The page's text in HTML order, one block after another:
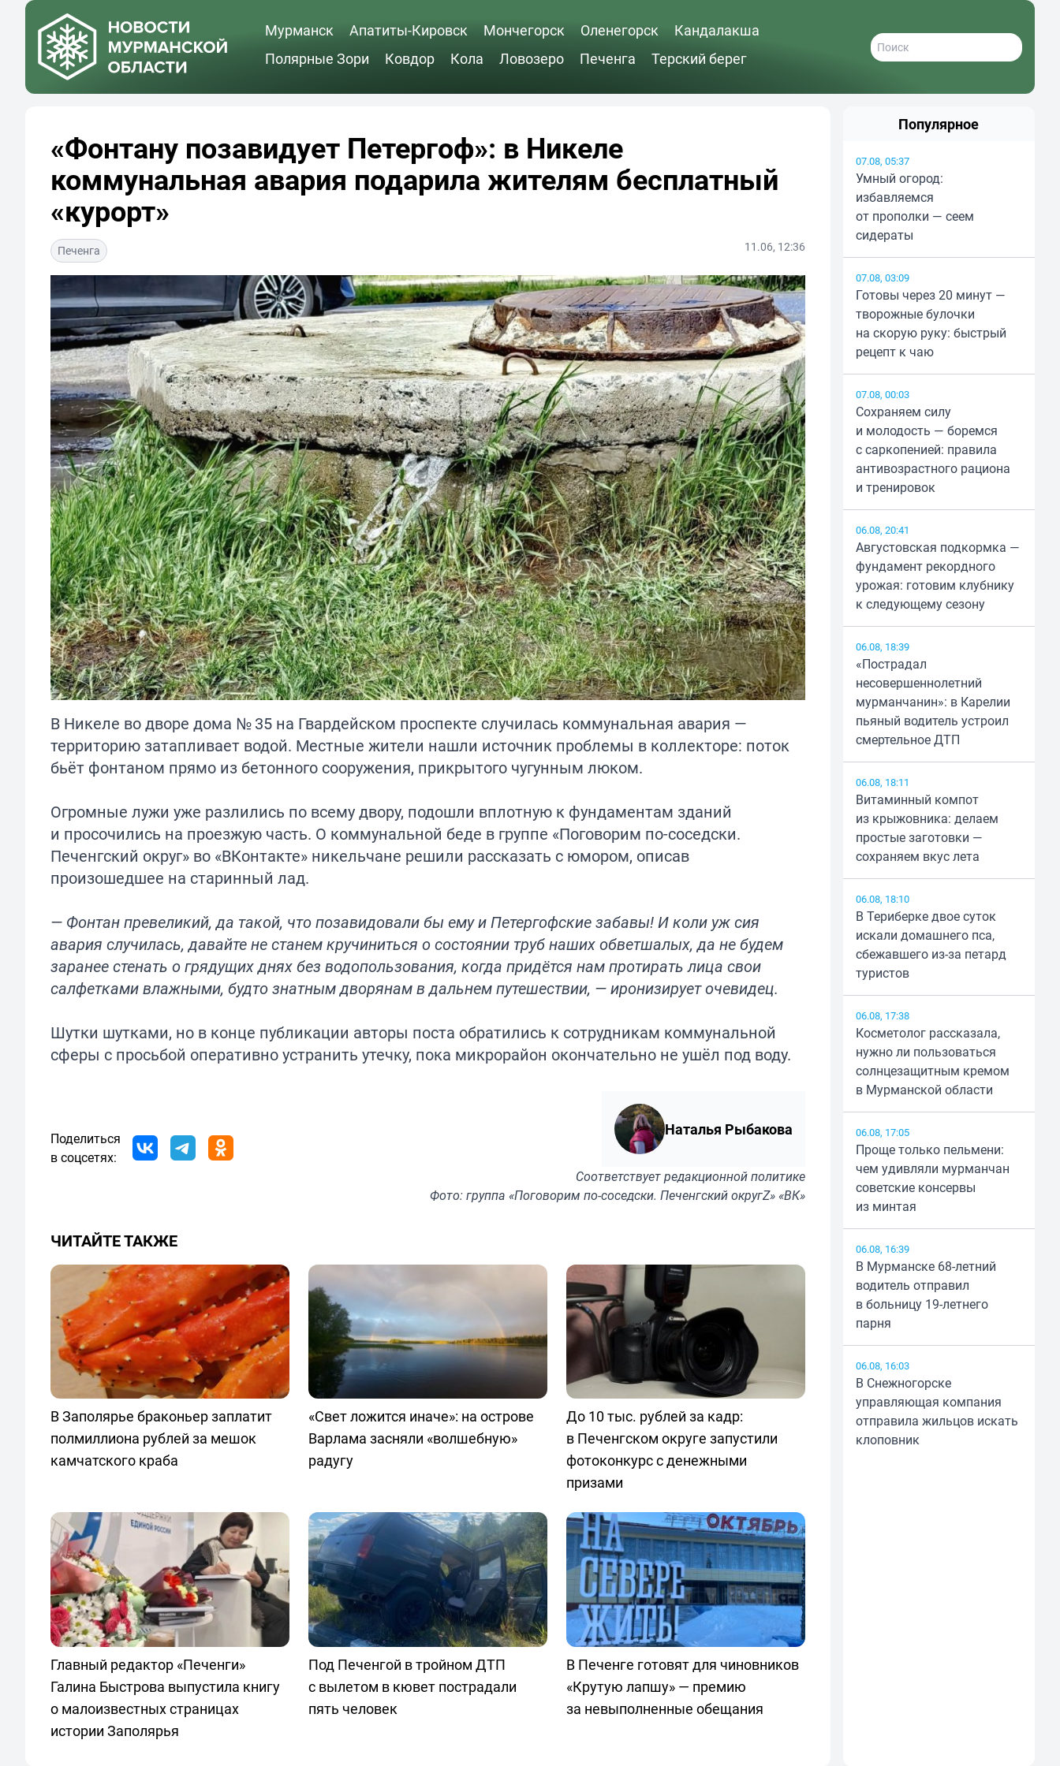
Мурманск Апатиты-Кировск Мончегорск Оленегорск
Кандалакша
Полярные Зори
Ковдор Кола Ловозеро Печенга Терский берег
«Фонтану позавидует Петергоф»: в Никеле
коммунальная авария подарила жителям бесплатный
«курорт»
Печенга 11.06, 12:36
В Никеле во дворе дома № 35 на Гвардейском проспекте случилась коммунальная авария —
территорию затапливает водой. Местные жители нашли источник проблемы в коллекторе: поток
бьёт фонтаном прямо из бетонного сооружения, прикрытого чугунным люком.
Огромные лужи уже разлились по всему двору, подошли вплотную к фундаментам зданий
и просочились на проезжую часть. О коммунальной беде в группе «Поговорим по-соседски.
Печенгский округ» во «ВКонтакте» никельчане решили рассказать с юмором, описав
произошедшее на старинный лад.
— Фонтан превеликий, да такой, что позавидовали бы ему и Петергофские забавы! И коли уж сия
авария случилась, давайте не станем кручиниться о состоянии труб наших обветшалых, да не будем
заранее стенать о грядущих днях без водопользования, когда придётся нам протирать лица свои
салфетками влажными, будто знатным дворянам в дальнем путешествии, — иронизирует очевидец.
Шутки шутками, но в конце публикации авторы поста обратились к сотрудникам коммунальной
сферы с просьбой оперативно устранить утечку, пока микрорайон окончательно не ушёл под воду.
Поделиться
в соцсетях:
Наталья Рыбакова
Соответствуетредакционной политике
Фото: группа «Поговорим по-соседски. Печенгский округZ» «ВК»
ЧИТАЙТЕ ТАКЖЕ
В Заполярье браконьер заплатит
полмиллиона рублей за мешок
камчатского краба
«Свет ложится иначе»: на острове
Варлама засняли «волшебную»
радугу
До 10 тыс. рублей за кадр:
в Печенгском округе запустили
фотоконкурс с денежными
призами
Главный редактор «Печенги»
Галина Быстрова выпустила книгу
о малоизвестных страницах
истории Заполярья
Под Печенгой в тройном ДТП
с вылетом в кювет пострадали
пять человек
В Печенге готовят для чиновников
«Крутую лапшу» — премию
за невыполненные обещания
Популярное
07.08, 05:37
Умный огород:
избавляемся
от прополки — сеем
сидераты
07.08, 03:09
Готовы через 20 минут —
творожные булочки
на скорую руку: быстрый
рецепт к чаю
07.08, 00:03
Сохраняем силу
и молодость — боремся
с саркопенией: правила
антивозрастного рациона
и тренировок
06.08, 20:41
Августовская подкормка —
фундамент рекордного
урожая: готовим клубнику
к следующему сезону
06.08, 18:39
«Пострадал
несовершеннолетний
мурманчанин»: в Карелии
пьяный водитель устроил
смертельное ДТП
06.08, 18:11
Витаминный компот
из крыжовника: делаем
простые заготовки —
сохраняем вкус лета
06.08, 18:10
В Териберке двое суток
искали домашнего пса,
сбежавшего из-за петард
туристов
06.08, 17:38
Косметолог рассказала,
нужно ли пользоваться
солнцезащитным кремом
в Мурманской области
06.08, 17:05
Проще только пельмени:
чем удивляли мурманчан
советские консервы
из минтая
06.08, 16:39
В Мурманске 68-летний
водитель отправил
в больницу 19-летнего
парня
06.08, 16:03
В Снежногорске
управляющая компания
отправила жильцов искать
клоповник